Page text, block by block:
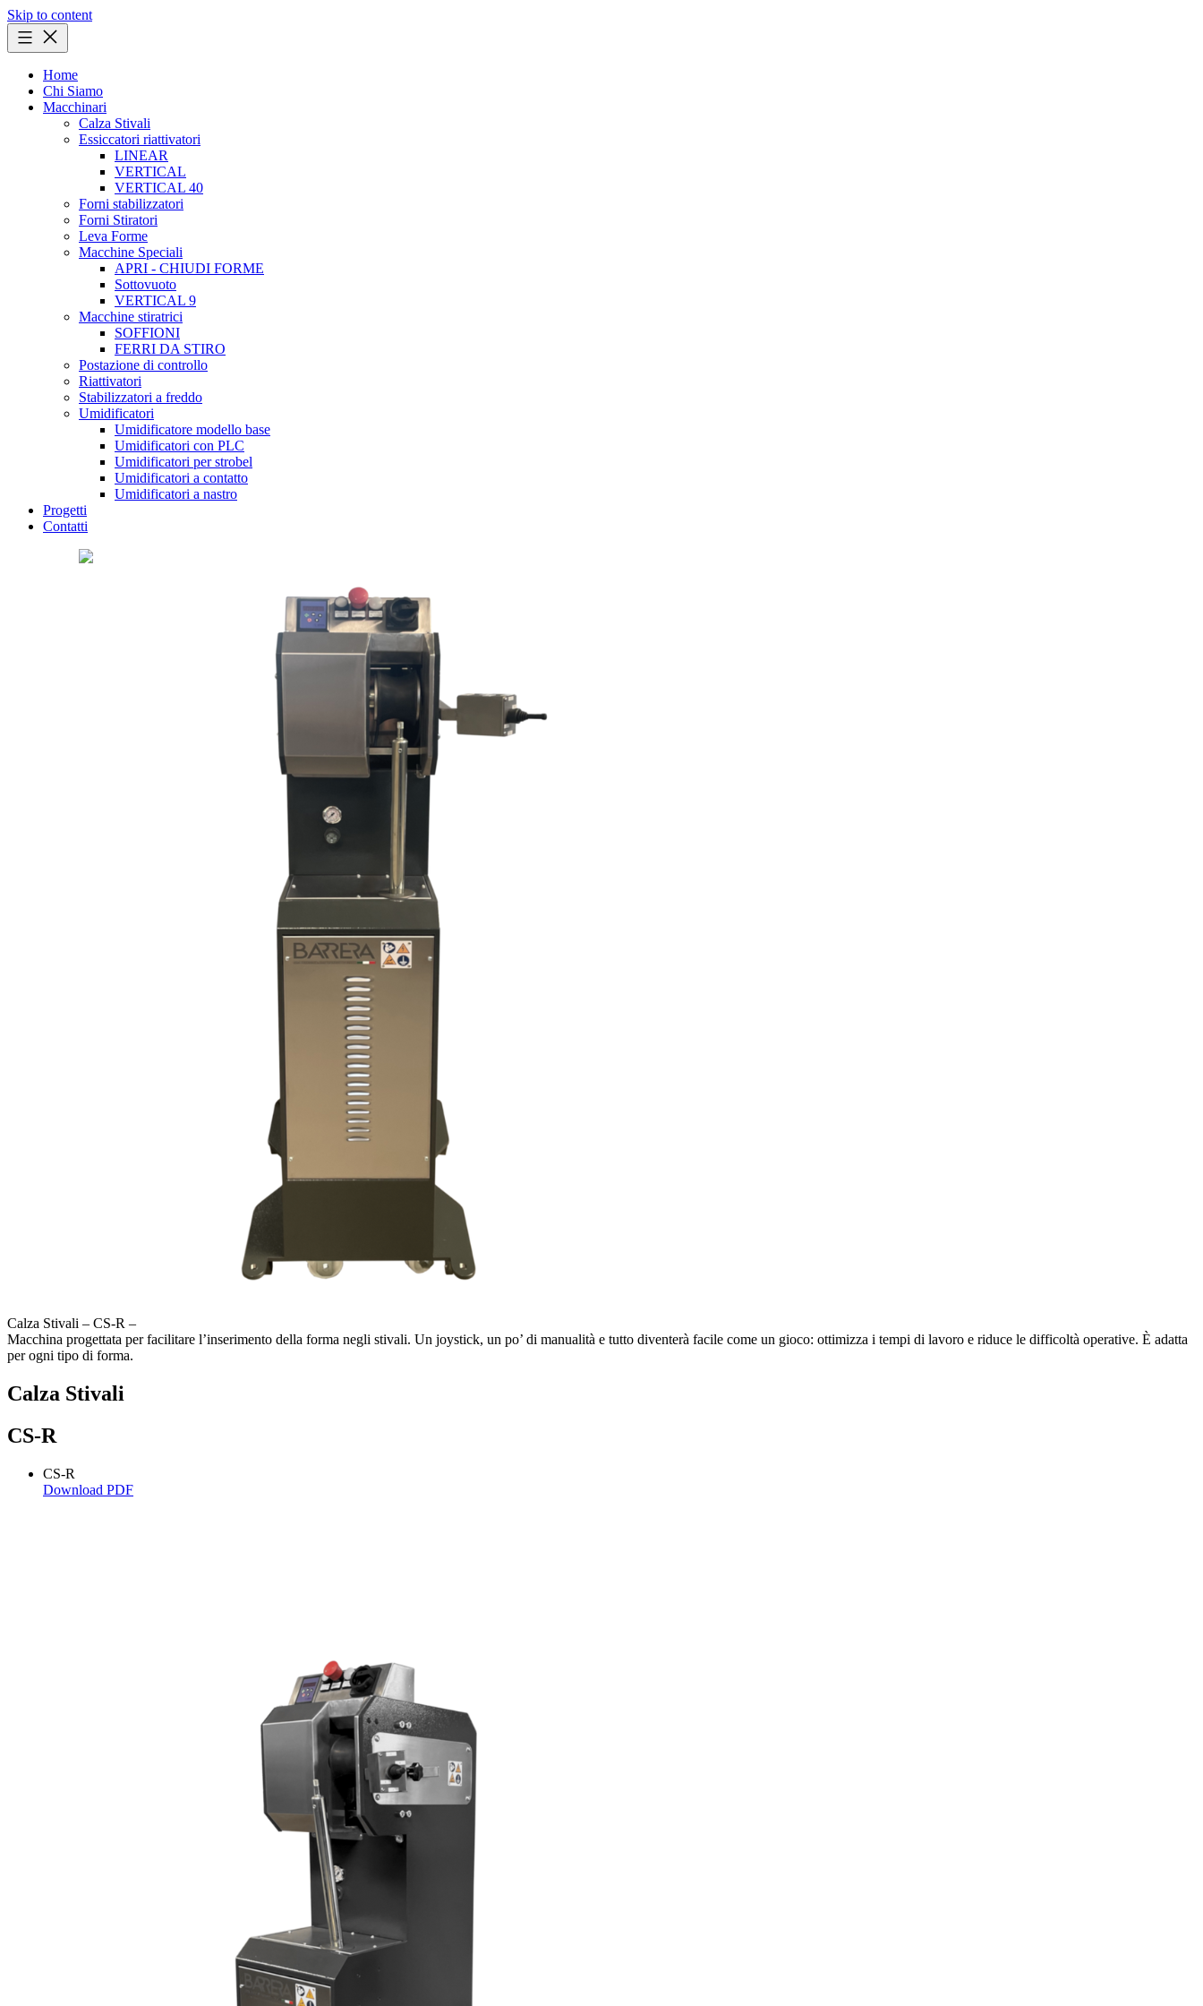
Skip to content
Home
Chi Siamo
Macchinari
Calza Stivali
Essiccatori riattivatori
LINEAR
VERTICAL
VERTICAL 40
Forni stabilizzatori
Forni Stiratori
Leva Forme
Macchine Speciali
APRI - CHIUDI FORME
Sottovuoto
VERTICAL 9
Macchine stiratrici
SOFFIONI
FERRI DA STIRO
Postazione di controllo
Riattivatori
Stabilizzatori a freddo
Umidificatori
Umidificatore modello base
Umidificatori con PLC
Umidificatori per strobel
Umidificatori a contatto
Umidificatori a nastro
Progetti
Contatti
Calza Stivali – CS-R –
Macchina progettata per facilitare l’inserimento della forma negli stivali. Un joystick, un po’ di manualità e tutto diventerà facile come un gioco: ottimizza i tempi di lavoro e riduce le difficoltà operative. È adatta
per ogni tipo di forma.
Calza Stivali
CS-R
CS-R
Download PDF